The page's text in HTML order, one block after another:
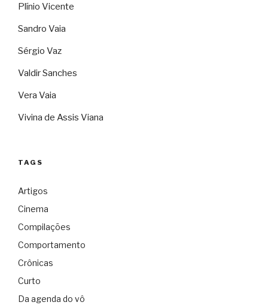
Plínio Vicente
Sandro Vaia
Sérgio Vaz
Valdir Sanches
Vera Vaia
Vivina de Assis Viana
TAGS
Artigos
Cinema
Compilações
Comportamento
Crônicas
Curto
Da agenda do vô